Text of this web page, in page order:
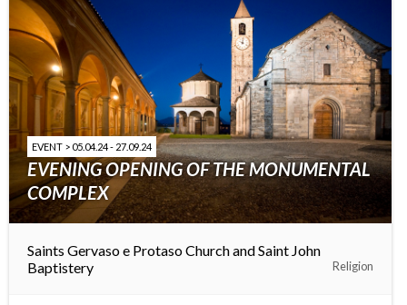
EVENT > 05.04.24 - 27.09.24
EVENING OPENING OF THE MONUMENTAL
COMPLEX
Saints Gervaso e Protaso Church and Saint John
Baptistery
Religion